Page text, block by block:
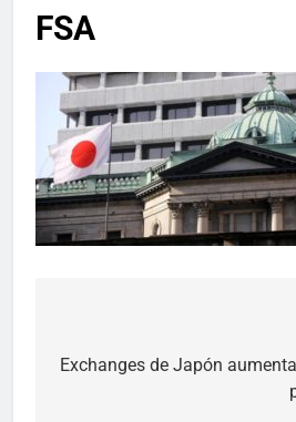
FSA
navigation
Exchanges de Japón